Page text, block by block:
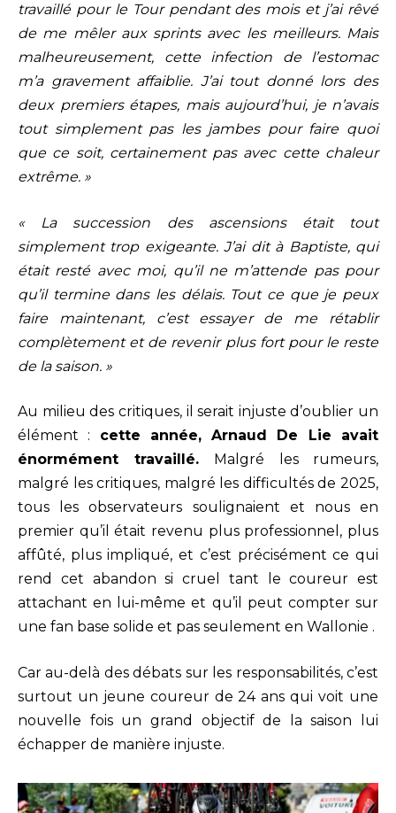
travaillé pour le Tour pendant des mois et j’ai rêvé
de me mêler aux sprints avec les meilleurs. Mais
malheureusement, cette infection de l’estomac
m’a gravement affaiblie. J’ai tout donné lors des
deux premiers étapes, mais aujourd’hui, je n’avais
tout simplement pas les jambes pour faire quoi
que ce soit, certainement pas avec cette chaleur
extrême. »
« La succession des ascensions était tout
simplement trop exigeante. J’ai dit à Baptiste, qui
était resté avec moi, qu’il ne m’attende pas pour
qu’il termine dans les délais. Tout ce que je peux
faire maintenant, c’est essayer de me rétablir
complètement et de revenir plus fort pour le reste
de la saison. »
Au milieu des critiques, il serait injuste d’oublier un
élément : cette année, Arnaud De Lie avait
énormément travaillé.
Malgré les rumeurs,
malgré les critiques, malgré les difficultés de 2025,
tous les observateurs soulignaient et nous en
premier qu’il était revenu plus professionnel, plus
affûté, plus impliqué, et c’est précisément ce qui
rend cet abandon si cruel tant le coureur est
attachant en lui-même et qu’il peut compter sur
une fan base solide et pas seulement en Wallonie .
Car au-delà des débats sur les responsabilités, c’est
surtout un jeune coureur de 24 ans qui voit une
nouvelle fois un grand objectif de la saison lui
échapper de manière injuste.